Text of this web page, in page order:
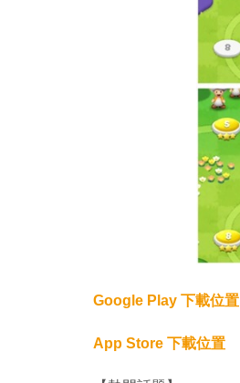
Google Play 下載位置
App Store 下載位置